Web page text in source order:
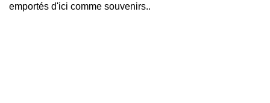
emportés d'ici comme souvenirs..